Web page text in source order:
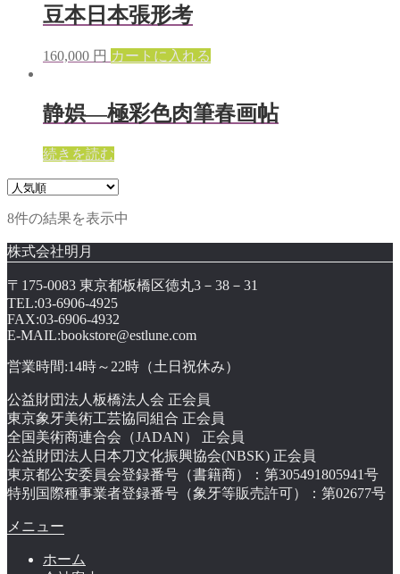
豆本日本張形考
160,000 円 カートに入れる
静娯—極彩色肉筆春画帖
続きを読む
8件の結果を表示中
株式会社明月
〒175-0083 東京都板橋区徳丸3－38－31
TEL:03-6906-4925
FAX:03-6906-4932
E-MAIL:bookstore@estlune.com
営業時間:14時～22時（土日祝休み）
公益財団法人板橋法人会 正会員
東京象牙美術工芸協同組合 正会員
全国美術商連合会（JADAN） 正会員
公益財団法人日本刀文化振興協会(NBSK) 正会員
東京都公安委員会登録番号（書籍商）：第305491805941号
特别国際種事業者登録番号（象牙等販売許可）：第02677号
メニュー
ホーム